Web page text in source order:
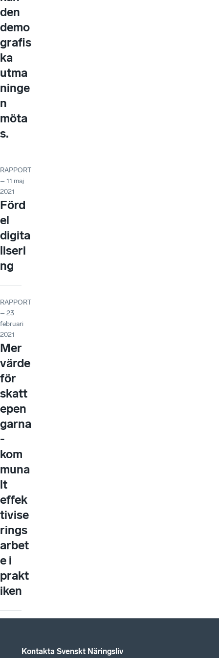
den
demo
grafis
ka
utma
ninge
n
möta
s.
RAPPORT
– 11 maj
2021
Förd
el
digita
liseri
ng
RAPPORT
– 23
februari
2021
Mer
värde
för
skatt
epen
garna
-
kom
muna
lt
effek
tivise
rings
arbet
e i
prakt
iken
Kontakta Svenskt Näringsliv